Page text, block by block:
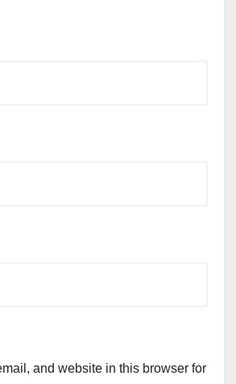
and website in this browser for